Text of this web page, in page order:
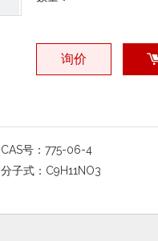
询价
CAS号：775-06-4
分子式： C9H11NO3